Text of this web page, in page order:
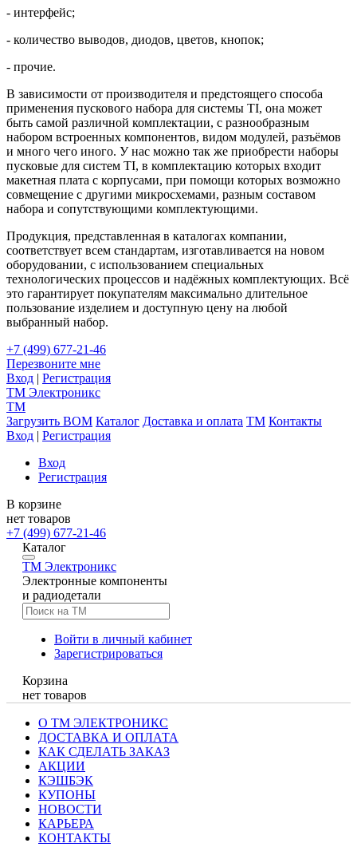
- интерфейс;
- количество выводов, диодов, цветов, кнопок;
- прочие.
В зависимости от производителя и предстоящего способа
применения пускового набора для системы TI, она может
быть самой различной комплектации, с разнообразным
набором встроенных компонентов, видом модулей, разъёмов
и много чего иного. У нас можно так же приобрести наборы
пусковые для систем TI, в комплектацию которых входит
макетная плата с корпусами, при помощи которых возможно
совмещение с другими микросхемами, разным составом
набора и сопутствующими комплектующими.
Продукция, представленная в каталогах компании,
соответствует всем стандартам, изготавливается на новом
оборудовании, с использованием специальных
технологических процессов и надёжных комплектующих. Всё
это гарантирует покупателям максимально длительное
пользование изделием и доступную цену на любой
выбранный набор.
+7 (499) 677-21-46
Перезвоните мне
Вход | Регистрация
TM Электроникс
TM
Загрузить BOM Каталог Доставка и оплата TM Контакты
Вход | Регистрация
Вход
Регистрация
В корзине
нет товаров
+7 (499) 677-21-46
Каталог
TM Электроникс
Электронные компоненты
и радиодетали
Войти в личный кабинет
Зарегистрироваться
Корзина
нет товаров
О ТМ ЭЛЕКТРОНИКС
ДОСТАВКА И ОПЛАТА
КАК СДЕЛАТЬ ЗАКАЗ
АКЦИИ
КЭШБЭК
КУПОНЫ
НОВОСТИ
КАРЬЕРА
КОНТАКТЫ